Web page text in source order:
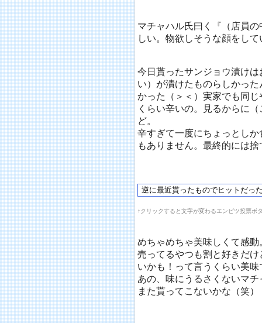
マチャハル氏曰く『（店員
しい。物欲しそうな顔をし
今日貰ったサンジョウ漬け
い）が漬けたものらしかっ
かった（＞＜）実家でも同
くらい辛いの。見るからに
ど。
辛すぎて一度にちょっとし
もありません。最終的には
↑クリックすると文字が変わるエンピツ投票ボ
めちゃめちゃ美味しくて感動
売ってるやつも割と好きだ
いかも！って言うくらい美味
あの、味にうるさくないマ
また貰ってこないかな（笑）